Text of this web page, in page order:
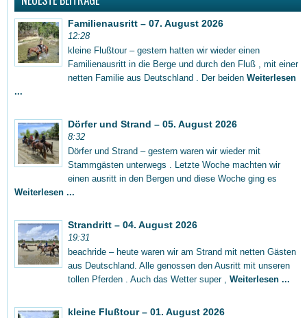
Familienausritt – 07. August 2026
12:28
kleine Flußtour – gestern hatten wir wieder einen
Familienausritt in die Berge und durch den Fluß , mit einer
netten Familie aus Deutschland . Der beiden Weiterlesen
...
Dörfer und Strand – 05. August 2026
8:32
Dörfer und Strand – gestern waren wir wieder mit
Stammgästen unterwegs . Letzte Woche machten wir
einen ausritt in den Bergen und diese Woche ging es
Weiterlesen ...
Strandritt – 04. August 2026
19:31
beachride – heute waren wir am Strand mit netten Gästen
aus Deutschland. Alle genossen den Ausritt mit unseren
tollen Pferden . Auch das Wetter super , Weiterlesen ...
kleine Flußtour – 01. August 2026